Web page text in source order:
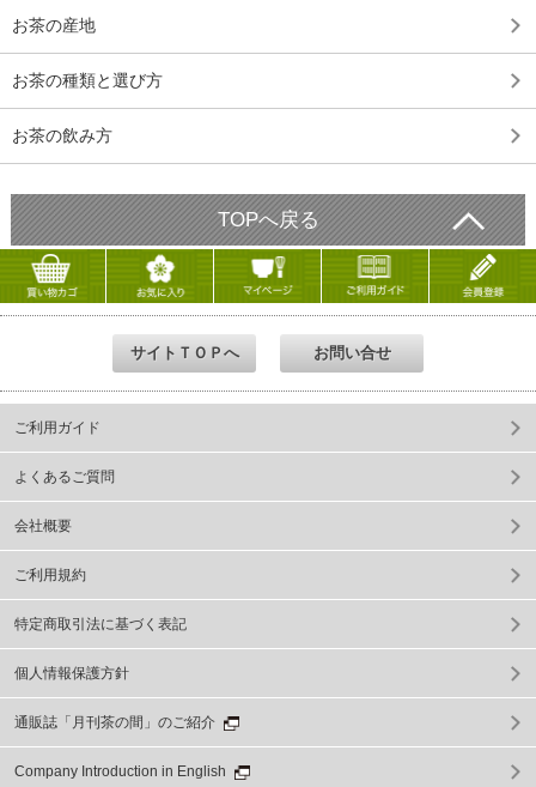
お茶の産地
お茶の種類と選び方
お茶の飲み方
TOPへ戻る
ご利用ガイド
よくあるご質問
会社概要
ご利用規約
特定商取引法に基づく表記
個人情報保護方針
通販誌「月刊茶の間」のご紹介
Company Introduction in English